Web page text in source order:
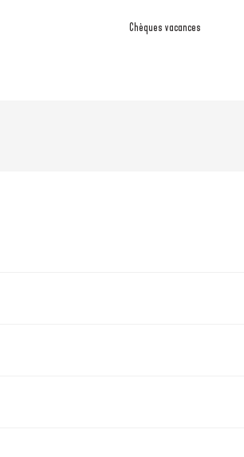
Chèques vacances